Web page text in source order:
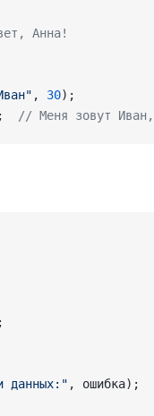
Анна!
, 30);
// Меня зовут
данных:" , ошибка);